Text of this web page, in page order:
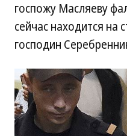
госпожу Масляеву
сейчас находится на
господин